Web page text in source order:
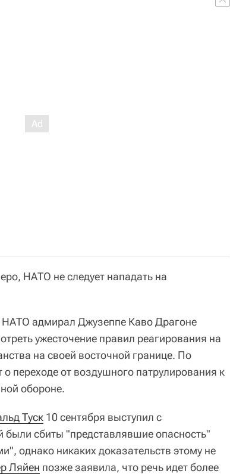
НАТО не следует нападать на
НАТО адмирал Джузеппе Каво Драгоне
ужесточение правил реагирования на
на своей восточной границе. По
переходе от воздушного патрулирования к
обороне.
Туск 10 сентября выступил с
сбиты "представлявшие опасность"
однако никаких доказательств этому не
Ляйен позже заявила, что речь идет более